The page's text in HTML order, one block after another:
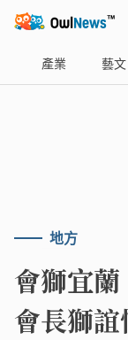
產業 藝文
地方
會獅宜
會長獅誼